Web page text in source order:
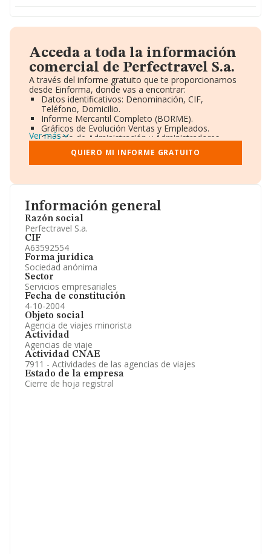
Información general
Razón social
Perfectravel S.a.
CIF
A63592554
Forma jurídica
Sociedad anónima
Sector
Servicios empresariales
Fecha de constitución
4-10-2004
Objeto social
Agencia de viajes minorista
Actividad
Agencias de viaje
Actividad CNAE
7911 - Actividades de las agencias de viajes
Estado de la empresa
Cierre de hoja registral
Acceda a toda la información
comercial de Perfectravel S.a.
A través del informe gratuito que te proporcionamos
desde Einforma, donde vas a encontrar:
Datos identificativos: Denominación, CIF,
Teléfono, Domicilio.
Informe Mercantil Completo (BORME).
Gráficos de Evolución Ventas y Empleados.
Consejo de Administración y Administradores.
Directivos y Ejecutivos.
Accionistas.
Participaciones y Vinculaciones en otras empresas.
Información oficial y registral complementaria.
Ver más
QUIERO MI INFORME GRATUITO